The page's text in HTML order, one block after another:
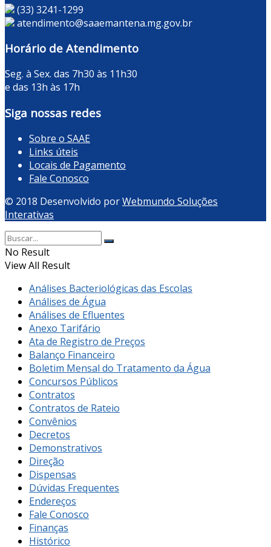
(33) 3241-1299
atendimento@saaemantena.mg.gov.br
Horário de Atendimento
Seg. à Sex. das 7h30 às 11h30
e das 13h às 17h
Siga nossas redes
Sobre o SAAE
Links úteis
Locais de Pagamento
Fale Conosco
© 2018 Desenvolvido porWebmundo Soluções
Interativas
No Result
View All Result
Análises Bacteriológicas das Escolas
Análises de Água
Análises de Efluentes
Anexo Tarifário
Ata de Registro de Preços
Balanço Financeiro
Boletim Mensal do Tratamento da Água
Concursos Públicos
Contratos
Contratos de Rateio
Convênios
Decretos
Demonstrativos
Direção
Dispensas
Dúvidas Frequentes
Endereços
Fale Conosco
Finanças
Histórico